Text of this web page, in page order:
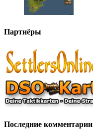
Партнёры
Последние комментарии